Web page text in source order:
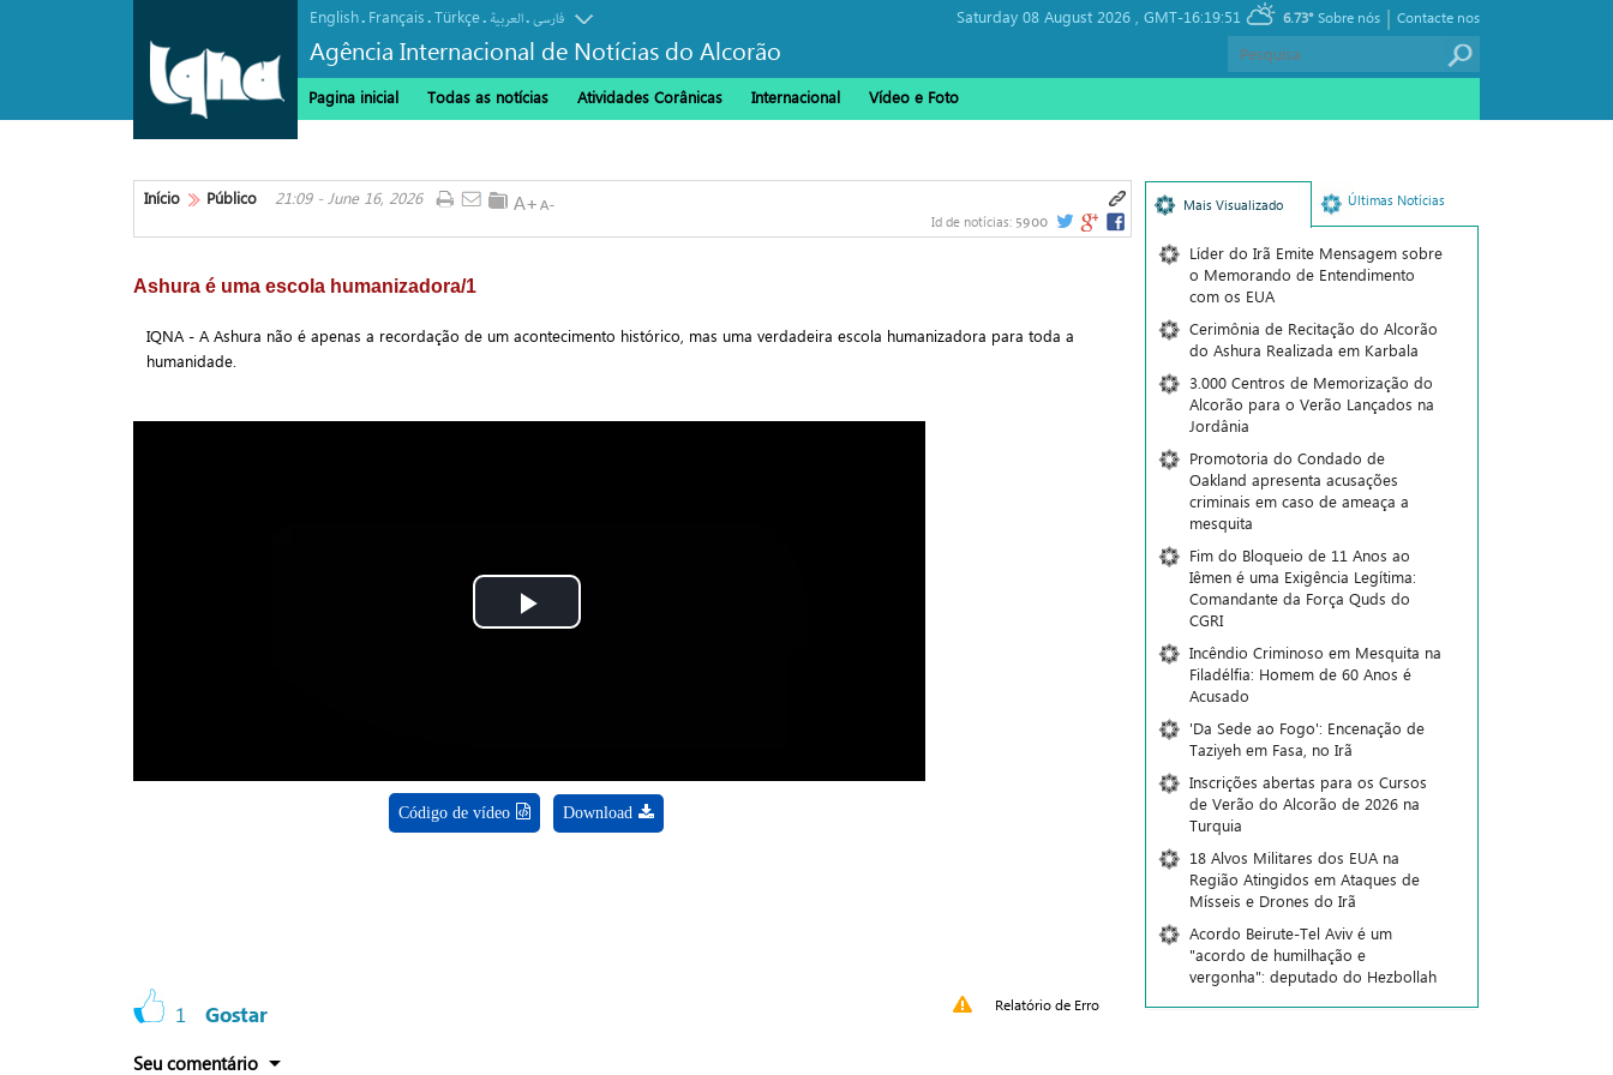
English. Français.Türkçe. العربیة.فارسی
Agência Internacional de Notícias do Alcorão
Saturday 08 August 2026 , GMT-16:19:51 6.73° Contacte nos
|
Sobre nós
Pagina inicial Todas as notícias Atividades Corânicas Internacional Vídeo e Foto
Início Público 21:09 - June 16, 2026
Id de notícias: 5900
Ashura é uma escola humanizadora/1
IQNA - A Ashura não é apenas a recordação de um acontecimento histórico, mas uma verdadeira escola humanizadora para toda a
humanidade.
Play
Código de vídeo Download
1 Gostar Relatório de Erro
Seu comentário
Mais Visualizado Últimas Notícias
Líder do Irã Emite Mensagem sobre
o Memorando de Entendimento
com os EUA
Cerimônia de Recitação do Alcorão
do Ashura Realizada em Karbala
3.000 Centros de Memorização do
Alcorão para o Verão Lançados na
Jordânia
Promotoria do Condado de
Oakland apresenta acusações
criminais em caso de ameaça a
mesquita
Fim do Bloqueio de 11 Anos ao
Iêmen é uma Exigência Legítima:
Comandante da Força Quds do
CGRI
Incêndio Criminoso em Mesquita na
Filadélfia: Homem de 60 Anos é
Acusado
'Da Sede ao Fogo': Encenação de
Taziyeh em Fasa, no Irã
Inscrições abertas para os Cursos
de Verão do Alcorão de 2026 na
Turquia
18 Alvos Militares dos EUA na
Região Atingidos em Ataques de
Mísseis e Drones do Irã
Acordo Beirute-Tel Aviv é um
"acordo de humilhação e
vergonha": deputado do Hezbollah